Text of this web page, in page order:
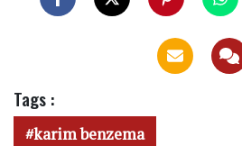
Tags :
karim benzema